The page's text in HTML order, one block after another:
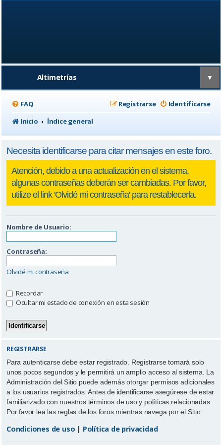
Altimetrías ▼
FAQ Identificarse
Registrarse
Inicio
Índice general
Necesita identificarse para citar mensajes en este foro.
Nombre de Usuario:
Contraseña:
Olvidé mi contraseña
Recordar
Ocultar mi estado de conexión en esta sesión
REGISTRARSE
Para autenticarse debe estar registrado. Registrarse tomará solo
unos pocos segundos y le permitirá un amplio acceso al sistema. La
Administración del Sitio puede además otorgar permisos adicionales
a los usuarios registrados. Antes de identificarse asegúrese de estar
familiarizado con nuestros términos de uso y políticas relacionadas.
Por favor lea las reglas de los foros mientras navega por el Sitio.
Condiciones de uso | Política de privacidad